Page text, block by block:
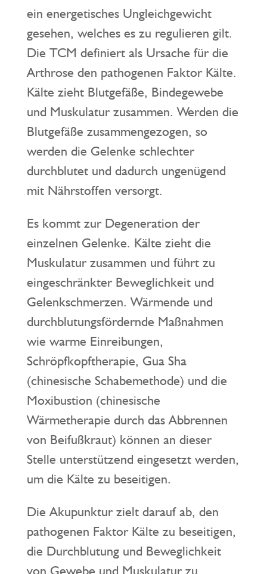
ein energetisches Ungleichgewicht
gesehen, welches es zu regulieren gilt.
Die TCM definiert als Ursache für die
Arthrose den pathogenen Faktor Kälte.
Kälte zieht Blutgefäße, Bindegewebe
und Muskulatur zusammen. Werden die
Blutgefäße zusammengezogen, so
werden die Gelenke schlechter
durchblutet und dadurch ungenügend
mit Nährstoffen versorgt.
Es kommt zur Degeneration der
einzelnen Gelenke. Kälte zieht die
Muskulatur zusammen und führt zu
eingeschränkter Beweglichkeit und
Gelenkschmerzen. Wärmende und
durchblutungsfördernde Maßnahmen
wie warme Einreibungen,
Schröpfkopftherapie, Gua Sha
(chinesische Schabemethode) und die
Moxibustion (chinesische
Wärmetherapie durch das Abbrennen
von Beifußkraut) können an dieser
Stelle unterstützend eingesetzt werden,
um die Kälte zu beseitigen.
Die Akupunktur zielt darauf ab, den
pathogenen Faktor Kälte zu beseitigen,
die Durchblutung und Beweglichkeit
von Gewebe und Muskulatur zu